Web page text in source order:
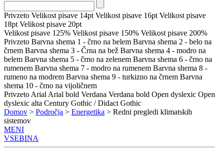
Privzeto Velikost pisave 14pt Velikost pisave 16pt Velikost pisave
18pt Velikost pisave 20pt
Velikost pisave 125% Velikost pisave 150% Velikost pisave 200%
Privzeto Barvna shema 1 - črno na belem Barvna shema 2 - belo na
črnem Barvna shema 3 - Črna na bež Barvna shema 4 - modro na
belem Barvna shema 5 - črno na zelenem Barvna shema 6 - črno na
rumenem Barvna shema 7 - modro na rumenem Barvna shema 8 -
rumeno na modrem Barvna shema 9 - turkizno na črnem Barvna
shema 10 - črno na vijoličnem
Privzeto Arial Arial bold Verdana Verdana bold Open dyslexic Open
dyslexic alta Century Gothic / Didact Gothic
Domov > Področja > Energetika > Redni pregledi klimatskih
sistemov
MENI
VSEBINA